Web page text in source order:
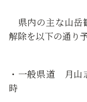
県内の主な山岳
解除を以下の通り
・一般県道 月山
時